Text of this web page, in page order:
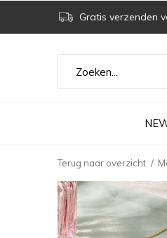
Gratis verzenden
Terug naar overzicht